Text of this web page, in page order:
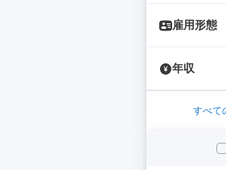
雇用形態
年収
すべて